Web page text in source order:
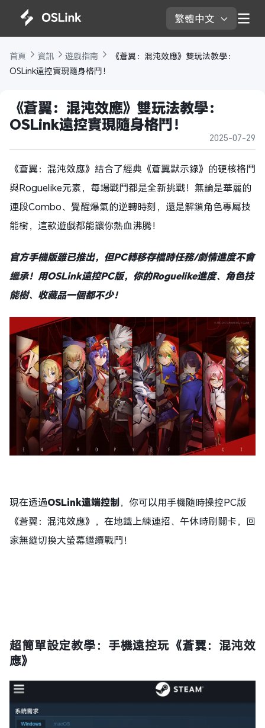
繁體中文
首頁 資訊 遊戲指南
《蒼翼：混沌效應》雙玩法教學：
OSLink遠控實現隨身格鬥！
《蒼翼：混沌效應》雙玩法教學：
OSLink遠控實現隨身格鬥！
2025-07-29
《蒼翼：混沌效應》結合了經典《蒼翼默示錄》的硬核格鬥
與Roguelike元素，每場戰鬥都是全新挑戰！無論是華麗的
連段Combo、覺醒爆氣的逆轉時刻，還是解鎖角色專屬技
能樹，這款遊戲都能讓你熱血沸騰！
官方手機版雖已推出，但PC轉移存檔時任務/劇情進度不會
繼承！用OSLink遠控PC版，你的Roguelike進度、角色技
能樹、收藏品一個都不少！
現在透過OSLink遠端控制 ，你可以用手機隨時操控PC版
《蒼翼：混沌效應》，在地鐵上練連招、午休時刷關卡，回
家無縫切換大螢幕繼續戰鬥！
超簡單設定教學：手機遠控玩《蒼翼：混沌效
應》